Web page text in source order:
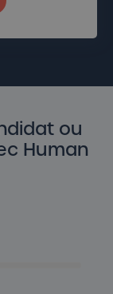
ou
Human